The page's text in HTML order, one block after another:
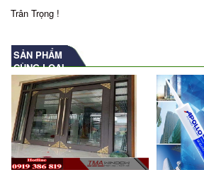
Trân Trọng !
SẢN PHẨM
CÙNG LOẠI